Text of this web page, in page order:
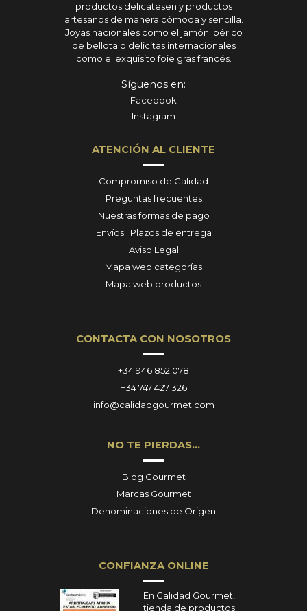
productos delicatesen y productos
artesanos de manera cómoda y sencilla.
Joyas nacionales como el jamón ibérico
de bellota o delicitas internacionales
como el exquisito foie gras francés.
Síguenos en:
Facebook
Instagram
ATENCIÓN AL CLIENTE
Compromiso de Calidad
Preguntas frecuentes
Nuestras formas de pago
Envíos | Plazos de entrega
Aviso Legal
Mapa web categorías
Mapa web productos
CONTACTA CON NOSOTROS
+34 946 852 078
+34 747 427 326
info@calidadgourmet.com
NO TE PIERDAS…
Blog Gourmet
Marcas Gourmet
Denominaciones de Origen
CONFIANZA ONLINE
En Calidad Gourmet,
tienda de productos